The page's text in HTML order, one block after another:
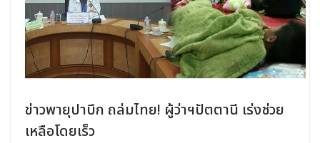
ข่าวพายุปาบึก ถล่มไทย! ผู้ว่าฯปัตตานี เร่งช่วย
เหลือโดยเร็ว